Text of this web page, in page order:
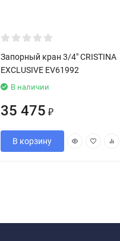
Запорный кран 3/4" CRISTINA
EXCLUSIVE EV61992
В наличии
35 475 ₽
В корзину